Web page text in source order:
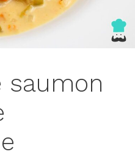
saumon